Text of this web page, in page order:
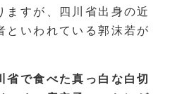
ますが、四川省出身の近
といわれている郭沫若が
省で食べた真っ白な白切